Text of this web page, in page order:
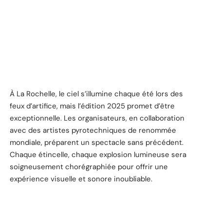
À La Rochelle, le ciel s’illumine chaque été lors des
feux d’artifice, mais l’édition 2025 promet d’être
exceptionnelle. Les organisateurs, en collaboration
avec des artistes pyrotechniques de renommée
mondiale, préparent un spectacle sans précédent.
Chaque étincelle, chaque explosion lumineuse sera
soigneusement chorégraphiée pour offrir une
expérience visuelle et sonore inoubliable.